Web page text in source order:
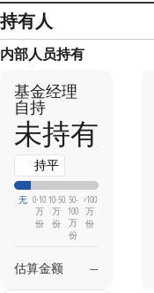
持有人
内部人员持有
基金经理
自持
未持有
持平
无 0-10
万
份
10-50
万
份
50-
100
万
份
>100
万
份
估算金额 —